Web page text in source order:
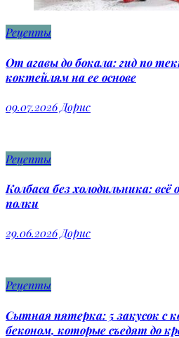
Рецепты
От агавы до бокала: гид по
коктейлям на ее основе
09.07.2026 Дорис
Рецепты
Колбаса без холодильника:
полки
29.06.2026Дорис
Рецепты
Сытная пятерка: 5 закусок с
беконом, которые съедят до